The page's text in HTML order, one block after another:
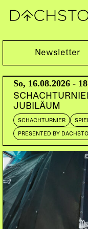
So,Newsletter
So, 16.08.2026 -
JUBILÄUM
SCHACHTURNIER
PRESENTED BY